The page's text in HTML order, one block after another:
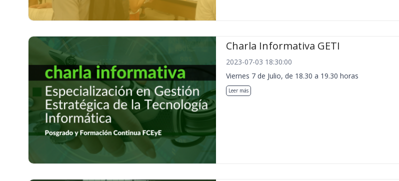
Charla Informativa GETI
2023-07-03 18:30:00
Viernes 7 de Julio, de 18.30 a 19.30 horas
Leer más